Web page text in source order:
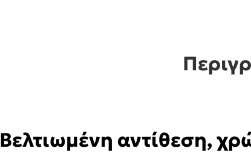
Βελτιωμένη αντίθεση,